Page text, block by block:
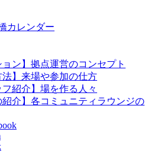
カレンダー
ョン】拠点運営のコンセプト
法】来場や参加の仕方
フ紹介】場を作る人々
紹介】各コミュニティラウンジの